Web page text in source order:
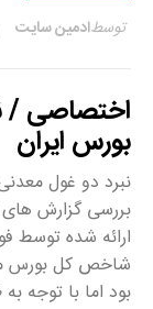
ادمین سایتتوسط
اختصاصی /
بورس ایران
نبرد دو غول
بررسی گزارش های
ارائه شده توسط
شاخص کل بورس
بود اما با توجه